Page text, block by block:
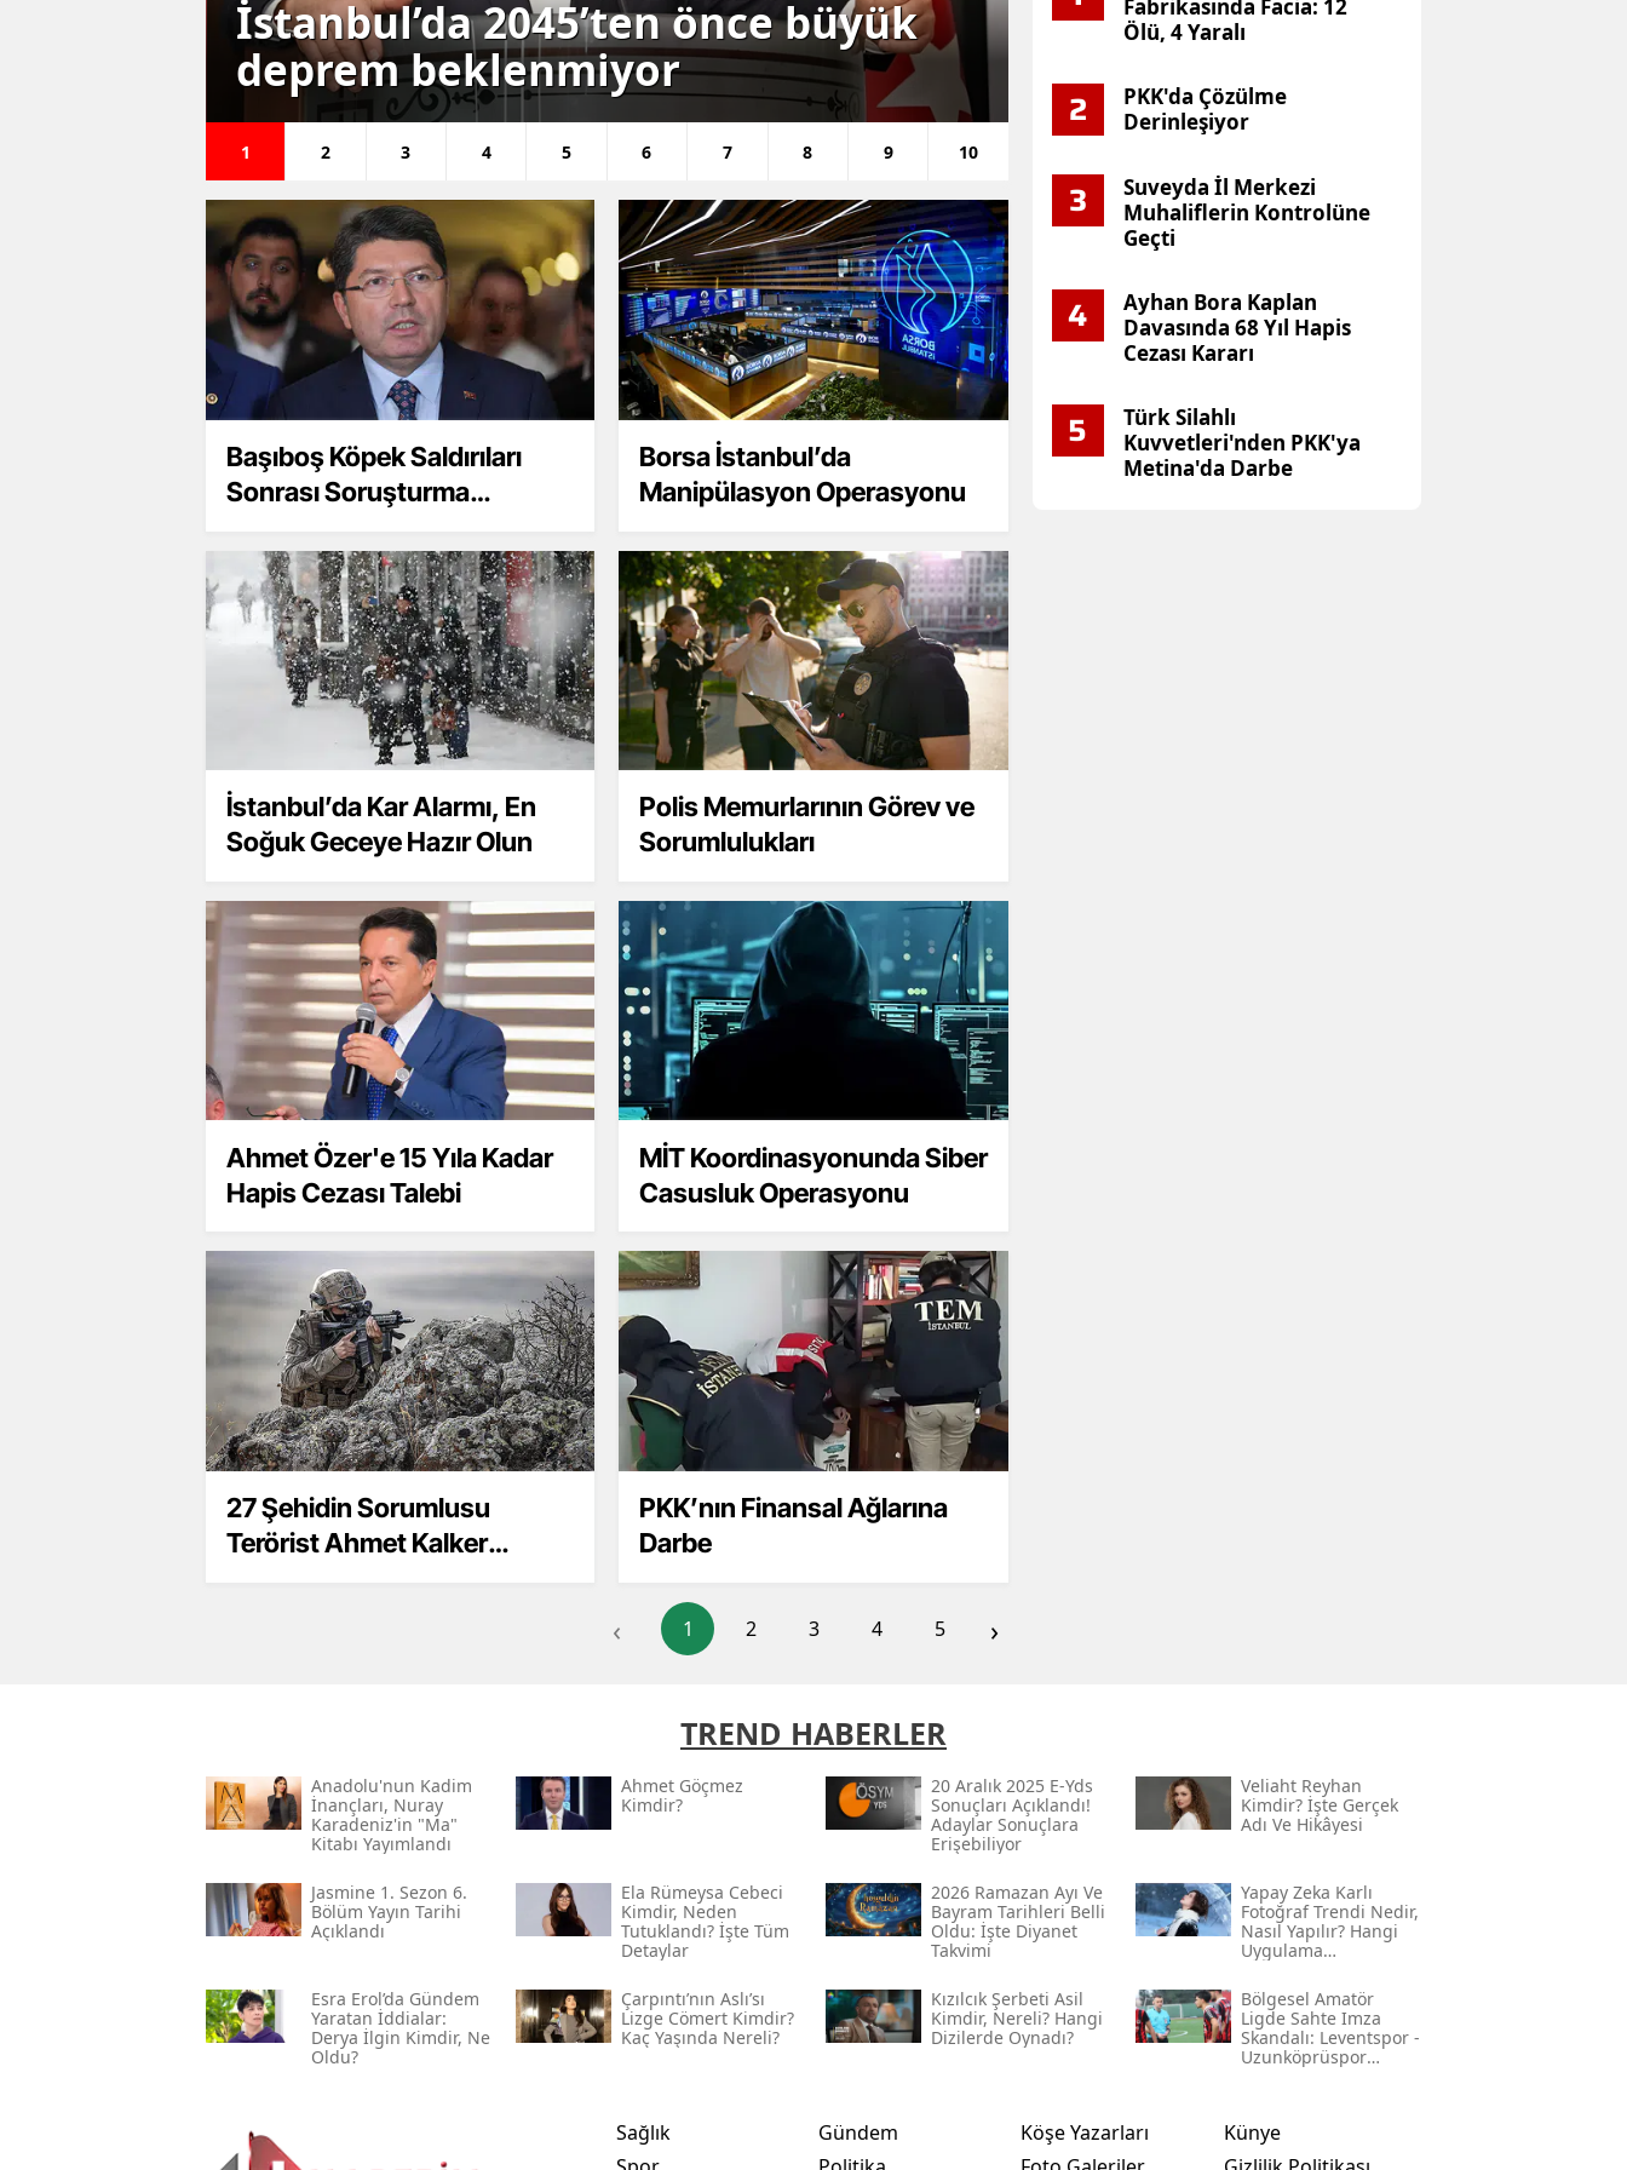
İstanbul’da 2045’ten önce büyük
deprem beklenmiyor
Özgür Özel’e Anma
Fiziki Saldırı
1 2 3 4 5 6 7 8 9 10
Başıboş Köpek Saldırıları
Sonrası Soruşturma
Borsa İstanbul’da
Manipülasyon Operasyonu
İstanbul’da Kar Alarmı, En
Soğuk Geceye Hazır Olun
Polis Memurlarının Görev ve
Sorumlulukları
Ahmet Özer'e 15 Yıla Kadar
Hapis Cezası Talebi
MİT Koordinasyonunda Siber
Casusluk Operasyonu
27 Şehidin Sorumlusu
Terörist Ahmet Kalker
PKK’nın Finansal Ağlarına
Darbe
Fabrikasında Facia: 12
Ölü, 4 Yaralı
2
PKK'da Çözülme
Derinleşiyor
3
Suveyda İl Merkezi
Muhaliflerin Kontrolüne
Geçti
4
Ayhan Bora Kaplan
Davasında 68 Yıl Hapis
Cezası Kararı
5
Türk Silahlı
Kuvvetleri'nden PKK'ya
Metina'da Darbe
‹ 1 2 3 4 5 ›
TREND HABERLER
Anadolu'nun Kadim
İnançları, Nuray
Karadeniz'in "ma"
Kitabı Yayımlandı
Ahmet Göçmez
Kimdir?
20 Aralık 2025 E-Yds
Sonuçları Açıklandı!
Adaylar Sonuçlara
Erişebiliyor
Veliaht Reyhan
Kimdir? İşte Gerçek
Adı Ve Hikâyesi
Jasmine 1. Sezon 6.
Bölüm Yayın Tarihi
Açıklandı
Ela Rümeysa Cebeci
Kimdir, Neden
Tutuklandı? İşte Tüm
Detaylar
2026 Ramazan Ayı Ve
Bayram Tarihleri Belli
Oldu: İşte Diyanet
Takvimi
Yapay Zeka Karlı
Fotoğraf Trendi Nedir,
Nasıl Yapılır? Hangi
Uygulama
Adım Adım Rehber
Esra Erol’da Gündem
Yaratan İddialar:
Derya İlgin Kimdir, Ne
Oldu?
Çarpıntı’nın Aslı’sı
Lizge Cömert Kimdir?
Kaç Yaşında Nereli?
Kızılcık Şerbeti Asil
Kimdir, Nereli? Hangi
Dizilerde Oynadı?
Bölgesel Amatör
Ligde Sahte Imza
Skandalı: Leventspor -
Uzunköprüspor
Sağlık
Gündem
Köşe Yazarları
Künye